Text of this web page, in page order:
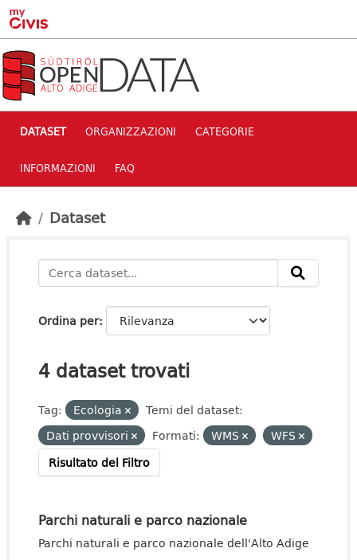
Skip to main content
DATASET ORGANIZZAZIONI CATEGORIE
INFORMAZIONI FAQ
Dataset
Ordina per
4 dataset trovati
Tag: Ecologia
Temi del dataset:
Dati provvisori
Formati: WMS
WFS
Risultato del Filtro
Parchi naturali e parco nazionale
Parchi naturali e parco nazionale dell'Alto Adige